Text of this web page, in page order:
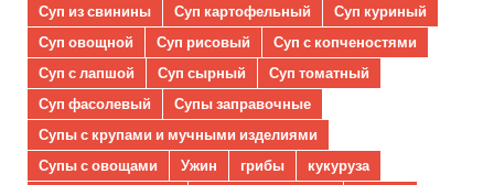
Суп из свинины
Суп картофельный
Суп куриный
Суп овощной
Суп рисовый
Суп с копченостями
Суп с лапшой
Суп сырный
Суп томатный
Суп фасолевый
Супы заправочные
Супы с крупами и мучными изделиями
Супы с овощами
Ужин грибы
кукуруза